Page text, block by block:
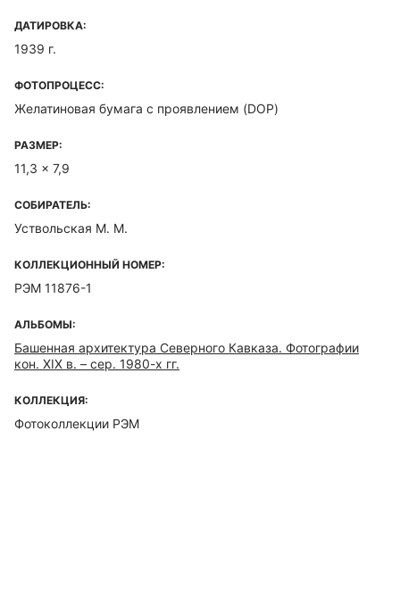
ДАТИРОВКА:
1939 г.
ФОТОПРОЦЕСС:
Желатиновая бумага с проявлением (DOP)
РАЗМЕР:
11,3 x 7,9
СОБИРАТЕЛЬ:
Уствольская М. М.
КОЛЛЕКЦИОННЫЙ НОМЕР:
РЭМ 11876-1
АЛЬБОМЫ:
Башенная архитектура Северного Кавказа. Фотографии
кон. XIX в. – сер. 1980-х гг.
КОЛЛЕКЦИЯ:
Фотоколлекции РЭМ